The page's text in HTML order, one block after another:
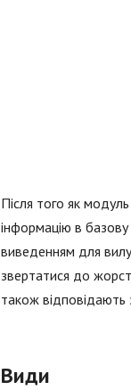
Після того як
інформацію в
виведенням для
звертатися до
також
Види